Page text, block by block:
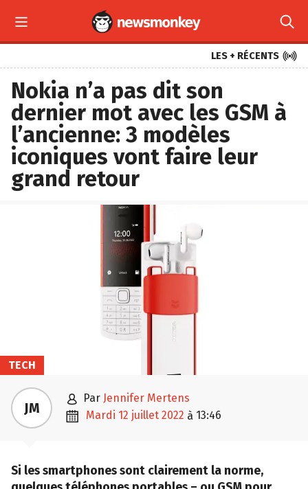
 
LES + RÉCENTS 
Nokia n’a pas dit son
dernier mot avec les GSM à
l’ancienne: 3 modèles
iconiques vont faire leur
grand retour
TECH
JM  par Jennifer Mertens
 mardi 12 juillet 2022 à 13:46
Si les smartphones sont clairement la norme,